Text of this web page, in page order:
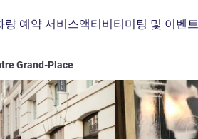
량 예약 서비스액티비티미팅 및 이벤트
Grand-Place